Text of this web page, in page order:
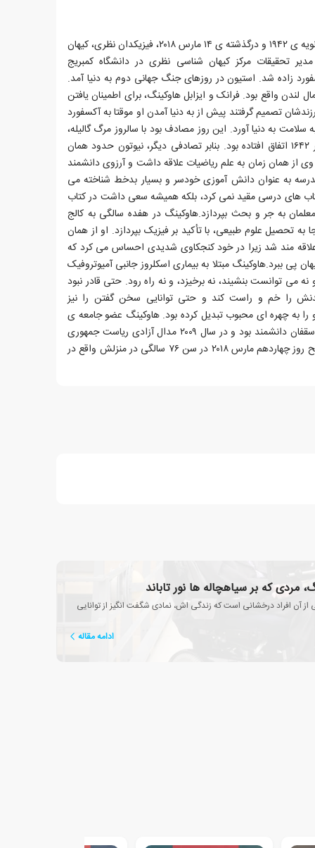
استیون ویلیام هاوکینگ، زاده ی ۸ ژانویه ی ۱۹۴۲ و درگذشته ی ۱۴ مارس ۲۰۱۸، فیزیکدان نظری، کیهان
تحقیقات مرکز کیهان شناسی نظری در دانشگاه کمبریج
زاده شد. استیون در روزهای جنگ جهانی دوم به دنیا آمد.
واقع بود. فرانک و ایزابل هاوکینگ، برای اطمینان یافتن
تصمیم گرفتند پیش از به دنیا آمدن او موقتا به آکسفورد
به دنیا آورد. این روز مصادف بود با سالروز مرگ گالیله،
که دقیقا سیصد سال پیش از آن، در ۱۶۴۲ اتفاق افتاده بود. بنابر تصادفی دیگر، نیوتون حدود همان
وی از همان زمان به علم ریاضیات علاقه داشت و آرزوی دانشمند
به عنوان دانش آموزی خودسر و بسیار بدخط شناخته می
های درسی مقید نمی کرد، بلکه همیشه سعی داشت در کتاب
به جر و بحث بپردازد.هاوکینگ در هفده سالگی به کالج
به تحصیل علوم طبیعی، با تأکید بر فیزیک بپردازد. او از همان
مند شد زیرا در خود کنجکاوی شدیدی احساس می کرد که
پی ببرد.هاوکینگ مبتلا به بیماری اسکلروز جانبی آمیوتروفیک
نه می توانست بنشیند، نه برخیزد، و نه راه رود. حتی قادر نبود
را خم و راست کند و حتی توانایی سخن گفتن را نیز
به چهره ای محبوب تبدیل کرده بود. هاوکینگ عضو جامعه ی
سلطنتی هنر و عضو ثابت جامعه ی اسقفان دانشمند بود و در سال ۲۰۰۹ مدال آزادی ریاست جمهوری
آمریکا را گرفت.استیون هاوکینگ، صبح روز چهاردهم مارس ۲۰۱۸ در سن ۷۶ سالگی در منزلش واقع در
مردی که بر سیاهچاله ها نور تاباند
آن افراد درخشانی است که زندگی اش، نمادی شگفت انگیز از توانایی
ادامه مقاله